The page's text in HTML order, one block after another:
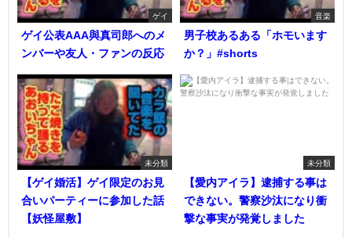
ゲイ
ゲイ公表AAA與真司郎へのメ
ンバーや友人・ファンの反応
音楽
男子校あるある「ホモいます
か？」#shorts
未分類
【ゲイ婚活】ゲイ限定のお見
合いパーティーに参加した話
【妖怪屋敷】
未分類
【愛内アイラ】逮捕する事は
できない。警察沙汰になり衝
撃な事実が発覚しました